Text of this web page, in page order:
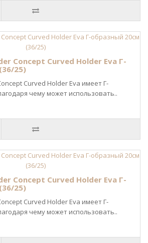
Concept Curved Holder Eva Г-
25)
Curved Holder Eva имеет Г-
чему может использовать..
Concept Curved Holder Eva Г-
25)
Curved Holder Eva имеет Г-
чему может использовать..